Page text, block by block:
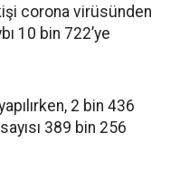
corona virüsünden
10 bin 722’ye
2 bin 436
389 bin 256